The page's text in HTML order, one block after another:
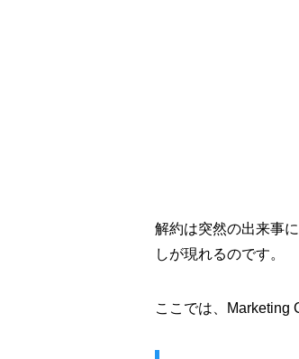
解約は突然の出来事
しが現れるのです。
ここでは、Marketing